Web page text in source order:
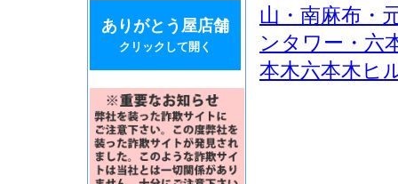
山・南麻布・
ンタワー・六
本木六本木ヒ
ありがとう屋店舗
クリックして開く